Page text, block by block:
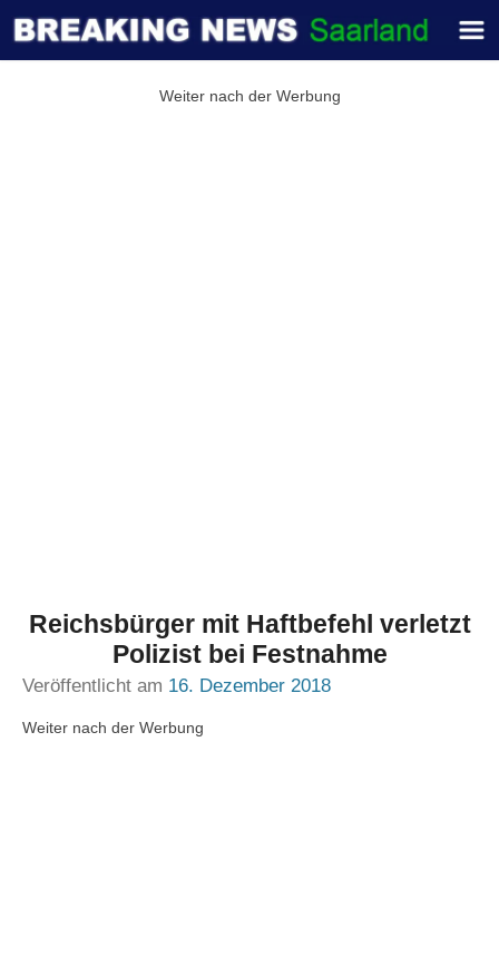
Weiter nach der Werbung
Reichsbürger mit Haftbefehl verletzt
Polizist bei Festnahme
Veröffentlicht am 16. Dezember 2018
Weiter nach der Werbung